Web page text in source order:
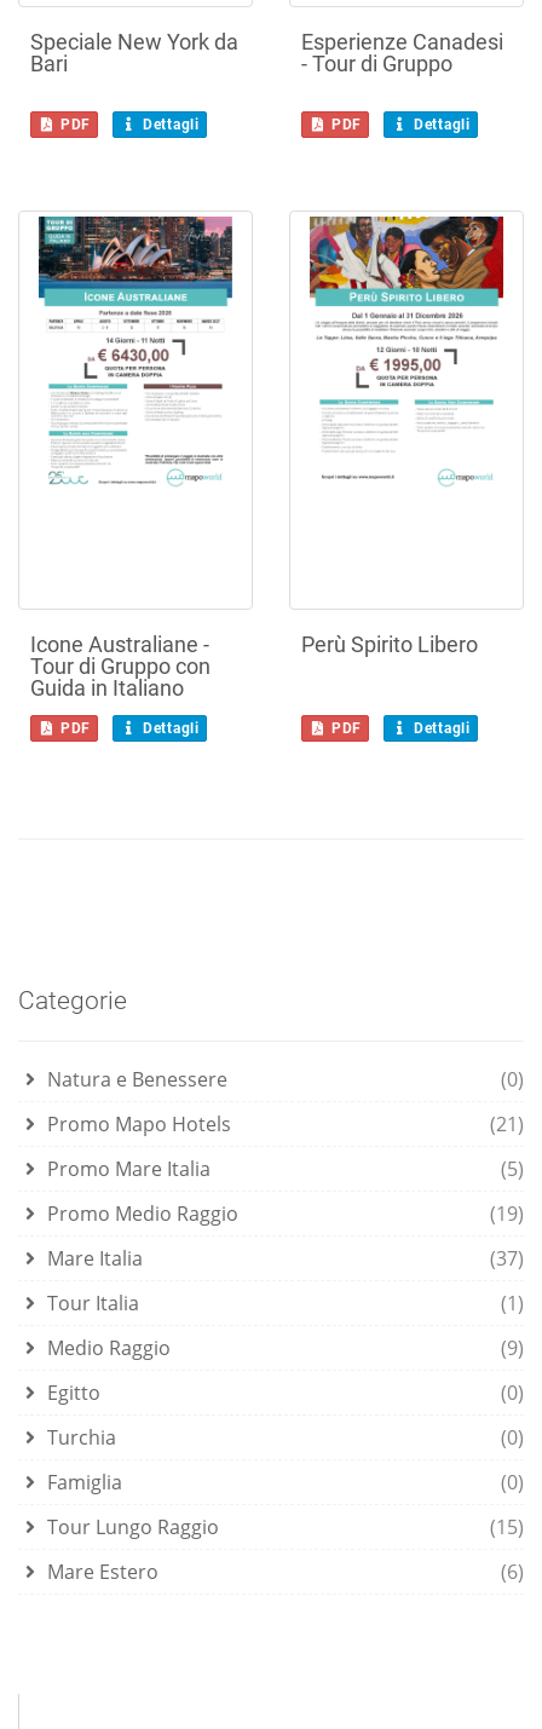
Speciale New York da
Bari
PDF Dettagli
Esperienze Canadesi
- Tour di Gruppo
PDF Dettagli
Icone Australiane -
Tour di Gruppo con
Guida in Italiano
PDF Dettagli
Perù Spirito Libero
PDF Dettagli
Categorie
Natura e Benessere
(0)
Promo Mapo Hotels
(21)
Promo Mare Italia
(5)
Promo Medio Raggio
(19)
Mare Italia
(37)
Tour Italia
(1)
Medio Raggio
(9)
Egitto
(0)
Turchia
(0)
Famiglia
(0)
Tour Lungo Raggio
(15)
Mare Estero
(6)